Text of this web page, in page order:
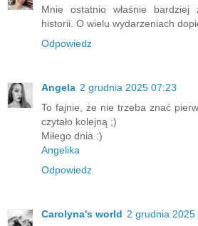
Mnie ostatnio właśnie bardziej
historii. O wielu wydarzeniach
Odpowiedz
Angela 2 grudnia 2025 07:23
To fajnie, że nie trzeba znać
czytało kolejną ;)
Miłego dnia :)
Angelika
Odpowiedz
Carolyna's world 2 grudnia 2025